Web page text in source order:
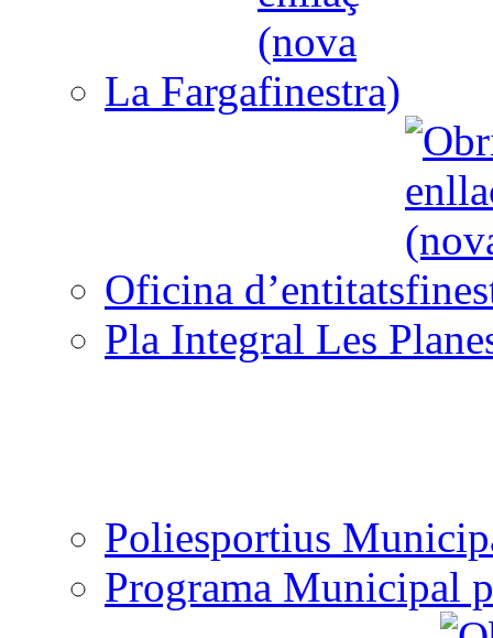
La Farga
Oficina d’entitats
Pla Integral Les
Poliesportius
Programa Municipal